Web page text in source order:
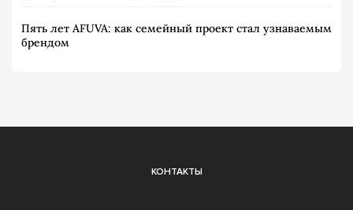
Пять лет AFUVA: как семейный проект стал узнаваемым
брендом
КОНТАКТЫ